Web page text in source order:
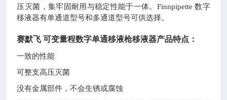
压灭菌，集牢固耐用与稳定性能于一体。Finnpipette 数字
移液器有单通道型号和多通道型号可供选择。
赛默飞 可变量程数字单通移液枪移液器产品特点：
一致的性能
可整支高压灭菌
没有金属部件，不会生锈或腐蚀